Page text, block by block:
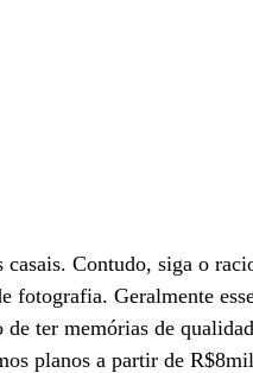
Contudo, siga o
fotografia. Geralmente
ter memórias de
planos a partir de